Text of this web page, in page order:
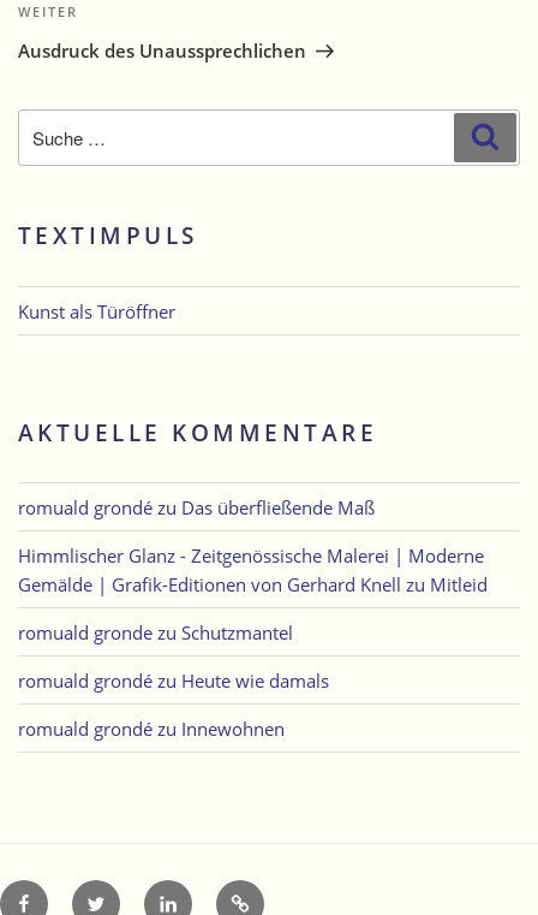
Nächster
Beitrag
WEITER
Ausdruck des Unaussprechlichen
nach:
TEXTIMPULS
Kunst als Türöffner
AKTUELLE KOMMENTARE
romuald grondé zu Das überfließende Maß
Himmlischer Glanz - Zeitgenössische Malerei | Moderne
Gemälde | Grafik-Editionen von Gerhard Knell zu Mitleid
romuald gronde zu Schutzmantel
romuald grondé zu Heute wie damals
romuald grondé zu Innewohnen
FacebookTwitter LinkedInXing